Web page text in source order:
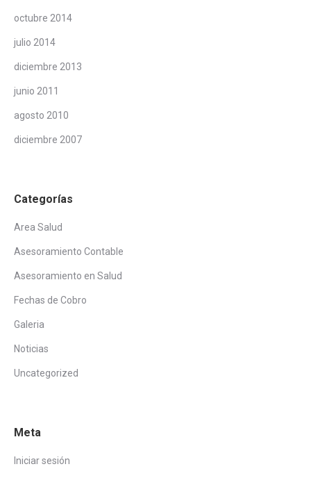
octubre 2014
julio 2014
diciembre 2013
junio 2011
agosto 2010
diciembre 2007
Categorías
Area Salud
Asesoramiento Contable
Asesoramiento en Salud
Fechas de Cobro
Galeria
Noticias
Uncategorized
Meta
Iniciar sesión